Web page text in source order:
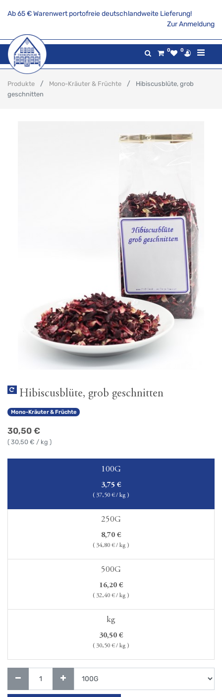
Ab 65 € Warenwert portofreie deutschlandweite Lieferung!
Zur Anmeldung
0 0
Produkte Mono-Kräuter & Früchte
Hibiscusblüte, grob
geschnitten
Hibiscusblüte, grob geschnitten
Mono-Kräuter & Früchte
30,50 €
( 30,50 € / kg )
100G
3,75 €
( 37,50 € / kg )
250G
8,70 €
( 34,80 € / kg )
500G
16,20 €
( 32,40 € / kg )
kg
30,50 €
( 30,50 € / kg )